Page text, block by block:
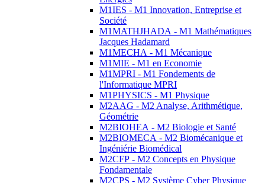
M1IES - M1 Innovation, Entreprise et
Société
M1MATHJHADA - M1 Mathématiques
Jacques Hadamard
M1MECHA - M1 Mécanique
M1MIE - M1 en Economie
M1MPRI - M1 Fondements de
l'Informatique MPRI
M1PHYSICS - M1 Physique
M2AAG - M2 Analyse, Arithmétique,
Géométrie
M2BIOHEA - M2 Biologie et Santé
M2BIOMECA - M2 Biomécanique et
Ingéniérie Biomédical
M2CFP - M2 Concepts en Physique
Fondamentale
M2CPS - M2 Système Cyber Physique